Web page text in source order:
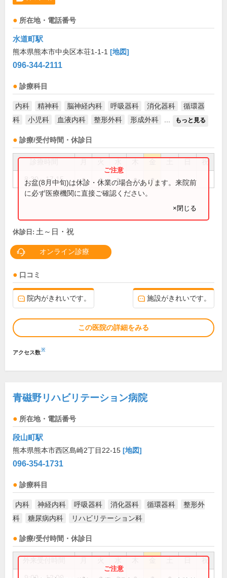
所在地・電話番号
水道町駅
熊本県熊本市中央区本荘1-1-1 [地図]
096-344-2111
診療科目
内科 精神科 脳神経内科 呼吸器科 消化器科
循環器
科
小児科 血液内科 整形外科 形成外科 もっと見る
診療/受付時間・休診日
祝
8:30～17:15 ● ● ● ● ●
お盆(8月中旬)は休診・休業の場合があります。来院前
に必ず医療機関に直接ご確認ください。
×閉じる
休診日: 土～日・祝
オンライン診療
口コミ
院内がきれいです。 施設がきれいです。
この医院の詳細をみる
アクセス数※
青磁野リハビリテーション病院
所在地・電話番号
段山町駅
熊本県熊本市西区島崎2丁目22-15 [地図]
096-354-1731
診療科目
内科 神経内科 呼吸器科 消化器科 循環器科
整形外
科
糖尿病内科 リハビリテーション科
診療/受付時間・休診日
祝